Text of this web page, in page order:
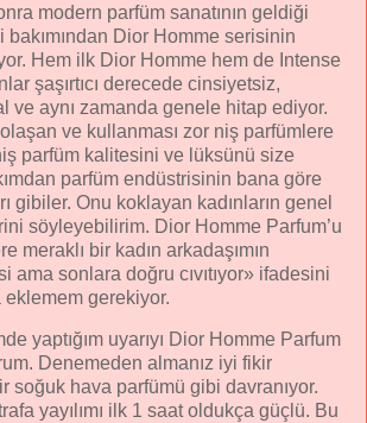
modern parfüm sanatının geldiği
bakımından Dior Homme serisinin
Hem ilk Dior Homme hem de Intense
şaşırtıcı derecede cinsiyetsiz,
ve aynı zamanda genele hitap ediyor.
ve kullanması zor niş parfümlere
parfüm kalitesini ve lüksünü size
parfüm endüstrisinin bana göre
gibiler. Onu koklayan kadınların genel
söyleyebilirim. Dior Homme Parfum’u
meraklı bir kadın arkadaşımın
ama sonlara doğru cıvıtıyor» ifadesini
eklemem gerekiyor.
yaptığım uyarıyı Dior Homme Parfum
Denemeden almanız iyi fikir
soğuk hava parfümü gibi davranıyor.
yayılımı ilk 1 saat oldukça güçlü. Bu